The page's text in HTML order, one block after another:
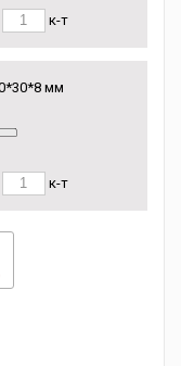
к-т
мм
к-т